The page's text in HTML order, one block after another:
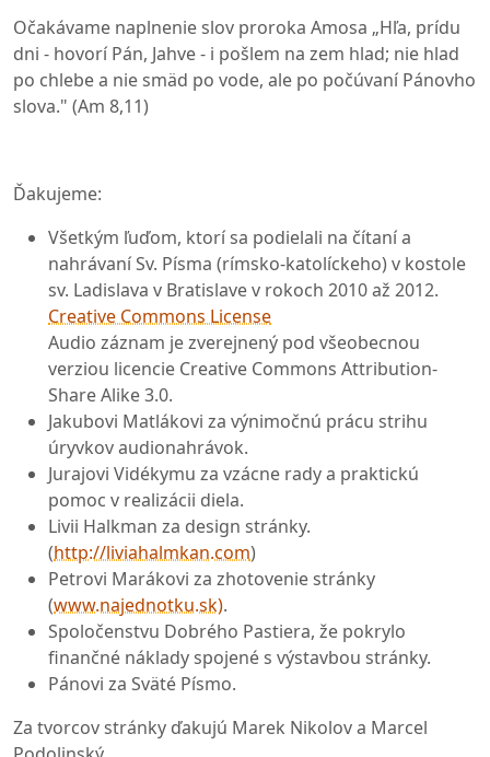
Očakávame naplnenie slov proroka Amosa „Hľa, prídu
dni - hovorí Pán, Jahve - i pošlem na zem hlad; nie hlad
po chlebe a nie smäd po vode, ale po počúvaní Pánovho
slova." (Am 8,11)
Ďakujeme:
Všetkým ľuďom, ktorí sa podielali na čítaní a
nahrávaní Sv. Písma (rímsko-katolíckeho) v kostole
sv. Ladislava v Bratislave v rokoch 2010 až 2012.
Creative Commons License
Audio záznam je zverejnený pod všeobecnou
verziou licencie Creative Commons Attribution-
Share Alike 3.0.
Jakubovi Matlákovi za výnimočnú prácu strihu
úryvkov audionahrávok.
Jurajovi Vidékymu za vzácne rady a praktickú
pomoc v realizácii diela.
Livii Halkman za design stránky.
(http://liviahalmkan.com)
Petrovi Marákovi za zhotovenie stránky
(www.najednotku.sk).
Spoločenstvu Dobrého Pastiera, že pokrylo
finančné náklady spojené s výstavbou stránky.
Pánovi za Sväté Písmo.
Za tvorcov stránky ďakujú Marek Nikolov a Marcel